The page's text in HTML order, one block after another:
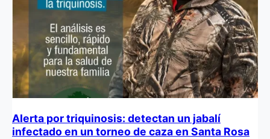
Alerta por triquinosis: detectan un jabalí
infectado en un torneo de caza en Santa Rosa